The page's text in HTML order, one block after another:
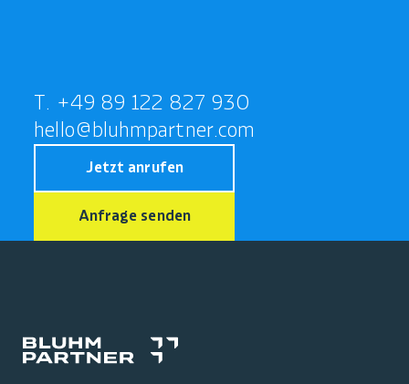
T. +49 89 122 827 930
hello@bluhmpartner.com
Jetzt anrufen
Anfrage senden